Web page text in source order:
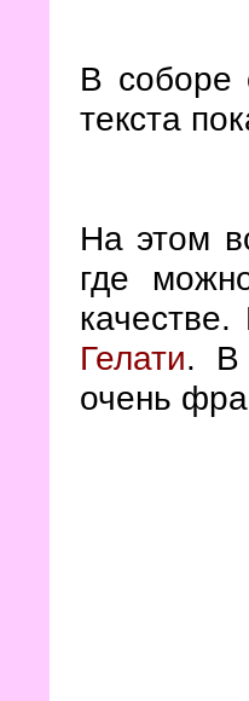
В соборе
текста
На этом
где
Гелати. В
очень